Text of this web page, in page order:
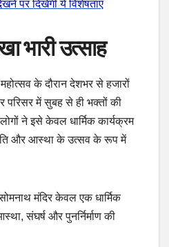
पर दिखेंगी ये विशेषताएं
भारी उत्साह
के दौरान देशभर से हजारों
परिसर में सुबह से ही भक्तों की
ने इसे केवल धार्मिक कार्यक्रम
और आस्था के उत्सव के रूप में
मंदिर केवल एक धार्मिक
संघर्ष और पुनर्निर्माण की